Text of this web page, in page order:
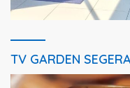
TV GARDEN
Pemutar